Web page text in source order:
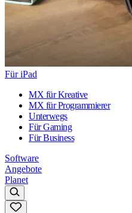
Für iPad
MX für Kreative
MX für Programmierer
Unterwegs
Für Gaming
Für Business
Software
Angebote
Planet